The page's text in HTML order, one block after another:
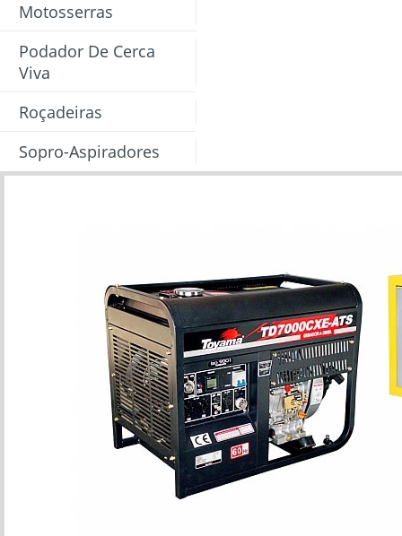
Motosserras
Podador De Cerca
Viva
Roçadeiras
Sopro-Aspiradores